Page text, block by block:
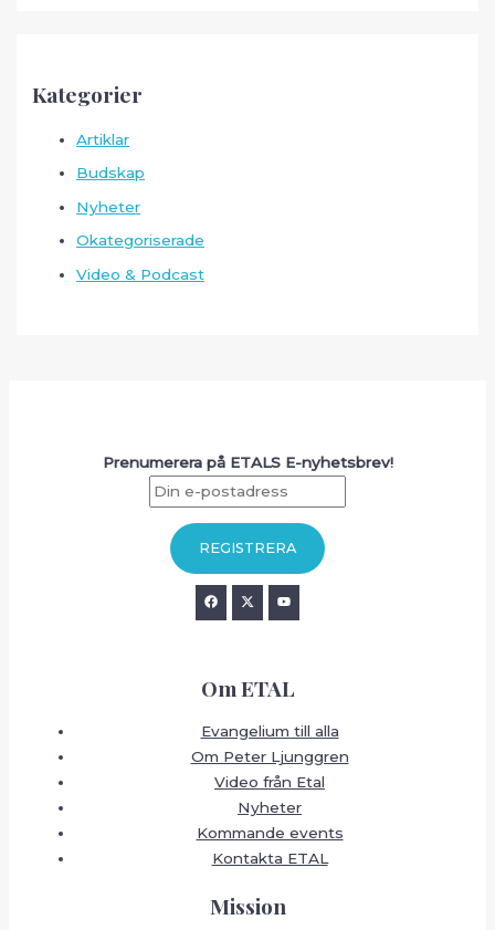
Kategorier
Artiklar
Budskap
Nyheter
Okategoriserade
Video & Podcast
Prenumerera på ETALS E-nyhetsbrev!
Om ETAL
Evangelium till alla
Om Peter Ljunggren
Video från Etal
Nyheter
Kommande events
Kontakta ETAL
Mission